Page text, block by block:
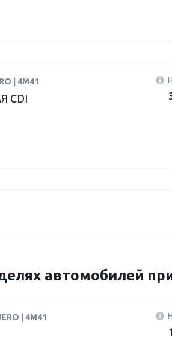
4M41
CDI
автомобилей
4M41